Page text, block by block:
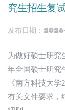
究生招生复
发布日期：
为做好硕士研究
年全国硕士研究
《南方科技大
有关文件要求，